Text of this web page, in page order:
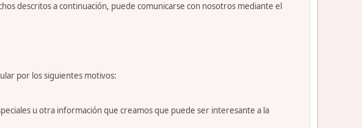
descritos a continuación, puede comunicarse con nosotros mediante el
por los siguientes motivos:
u otra información que creamos que puede ser interesante a la